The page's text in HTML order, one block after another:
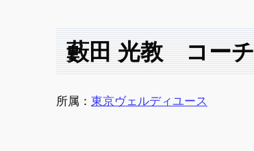
藪田 光教 コーチ
所属： 東京ヴェルディユース